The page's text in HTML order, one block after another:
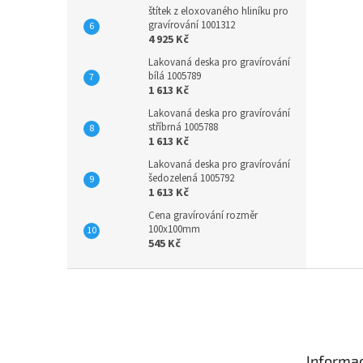
štítek z eloxovaného hliníku pro
gravírování 1001312
4 925 Kč
Lakovaná deska pro gravírování
bílá 1005789
1 613 Kč
Lakovaná deska pro gravírování
stříbrná 1005788
1 613 Kč
Lakovaná deska pro gravírování
šedozelená 1005792
1 613 Kč
Cena gravírování rozměr
100x100mm
545 Kč